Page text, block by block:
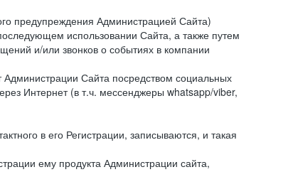
предупреждения Администрацией Сайта)
использовании Сайта, а также путем
и/или звонков о событиях в компании
Сайта посредством социальных
Интернет (в т.ч. мессенджеры whatsapp/viber,
в его Регистрации, записываются, и такая
ему продукта Администрации сайта,